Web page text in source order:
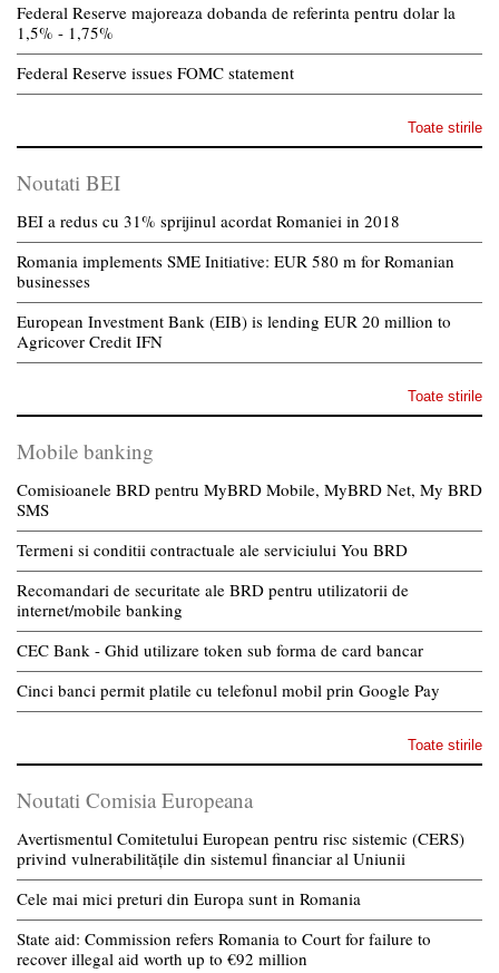
Federal Reserve majoreaza dobanda de referinta pentru dolar la
1,5% - 1,75%
Federal Reserve issues FOMC statement
Toate stirile
Noutati BEI
BEI a redus cu 31% sprijinul acordat Romaniei in 2018
Romania implements SME Initiative: EUR 580 m for Romanian
businesses
European Investment Bank (EIB) is lending EUR 20 million to
Agricover Credit IFN
Toate stirile
Mobile banking
Comisioanele BRD pentru MyBRD Mobile, MyBRD Net, My BRD
SMS
Termeni si conditii contractuale ale serviciului You BRD
Recomandari de securitate ale BRD pentru utilizatorii de
internet/mobile banking
CEC Bank - Ghid utilizare token sub forma de card bancar
Cinci banci permit platile cu telefonul mobil prin Google Pay
Toate stirile
Noutati Comisia Europeana
Avertismentul Comitetului European pentru risc sistemic (CERS)
privind vulnerabilitățile din sistemul financiar al Uniunii
Cele mai mici preturi din Europa sunt in Romania
State aid: Commission refers Romania to Court for failure to
recover illegal aid worth up to €92 million